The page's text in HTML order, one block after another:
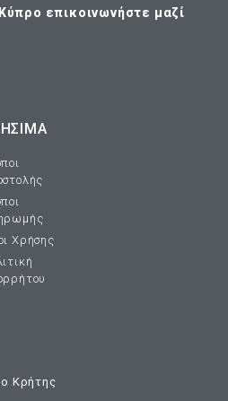
επικοινωνήστε μαζί
Χρήσης
Κρήτης